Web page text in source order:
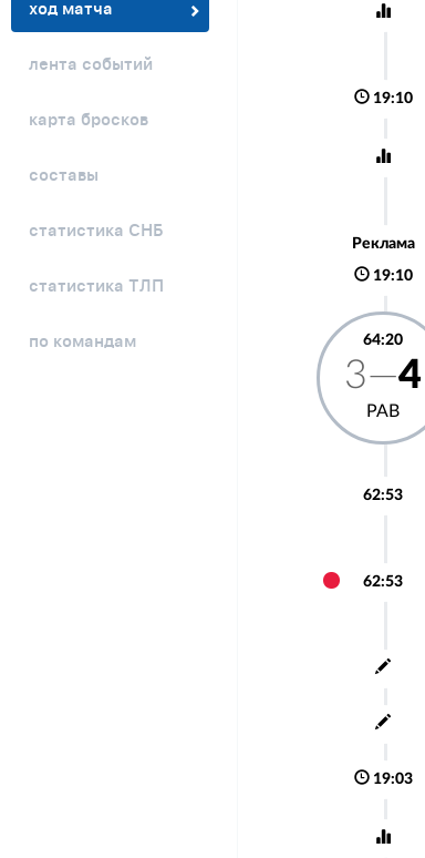
ход матча
лента событий
карта бросков
составы
статистика СНБ
статистика ТЛП
по командам
19:10
Реклама
19:10
64:20
3—4
РАВ
62:53
62:53
19:03